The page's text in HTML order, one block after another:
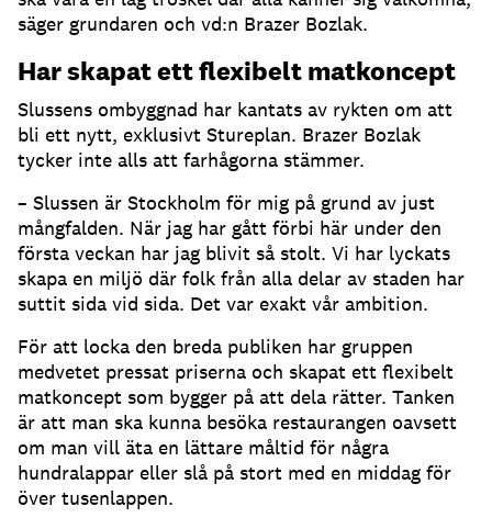
säger grundaren och vd:n Brazer Bozlak.
Har skapat ett flexibelt matkoncept
Slussens ombyggnad har kantats av rykten om att
bli ett nytt, exklusivt Stureplan. Brazer Bozlak
tycker inte alls att farhågorna stämmer.
– Slussen är Stockholm för mig på grund av just
mångfalden. När jag har gått förbi här under den
första veckan har jag blivit så stolt. Vi har lyckats
skapa en miljö där folk från alla delar av staden har
suttit sida vid sida. Det var exakt vår ambition.
För att locka den breda publiken har gruppen
medvetet pressat priserna och skapat ett flexibelt
matkoncept som bygger på att dela rätter. Tanken
är att man ska kunna besöka restaurangen oavsett
om man vill äta en lättare måltid för några
hundralappar eller slå på stort med en middag för
över tusenlappen.